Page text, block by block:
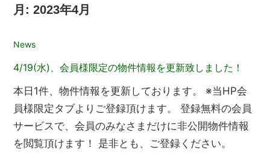
月:2023年4月
2023年4月19日
News
4/19(水)、会員様限定の物件情報を更新致しました！
本日1件、物件情報を更新しております。 ※当HP会
員様限定タブよりご登録頂けます。 登録無料の会員
サービスで、会員のみなさまだけに非公開物件情報
を閲覧頂けます！ 是非とも、ご登録ください。